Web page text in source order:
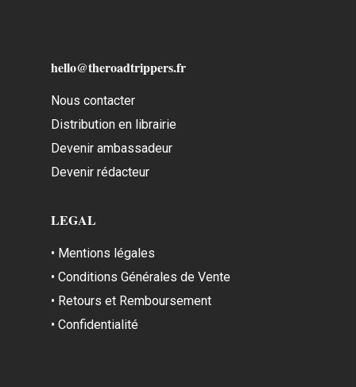
hello@theroadtrippers.fr
Nous contacter
Distribution en librairie
Devenir ambassadeur
Devenir rédacteur
LEGAL
• Mentions légales
• Conditions Générales de Vente
• Retours et Remboursement
• Confidentialité